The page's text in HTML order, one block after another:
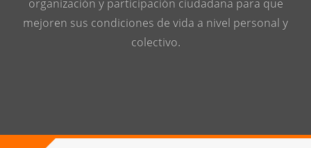
organización y participación ciudadana para que
mejoren sus condiciones de vida a nivel personal y
colectivo.